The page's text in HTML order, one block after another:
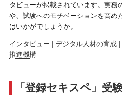
タビューが掲載されています。実務
や、試験へのモチベーションを高め
はいかがでしょうか。
インタビュー | デジタル人材の育成
推進機構
「登録セキスペ」受